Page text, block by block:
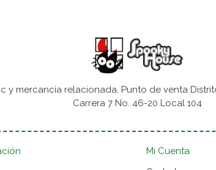
y mercancía relacionada. Punto de venta
Carrera 7 No. 46-20 Local 104
Mi Cuenta